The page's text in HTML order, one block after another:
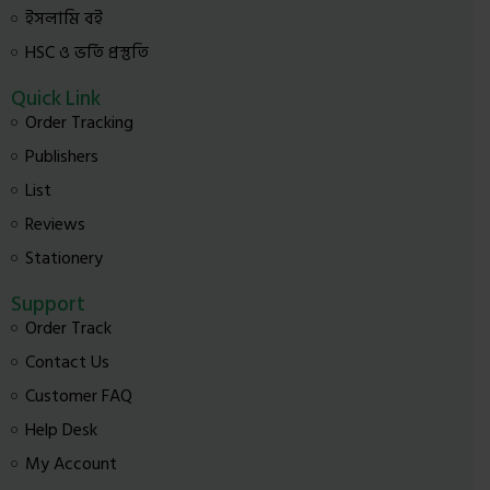
ইসলামি বই
HSC ও ভর্তি প্রস্তুতি
Quick Link
Order Tracking
Publishers
List
Reviews
Stationery
Support
Order Track
Contact Us
Customer FAQ
Help Desk
My Account